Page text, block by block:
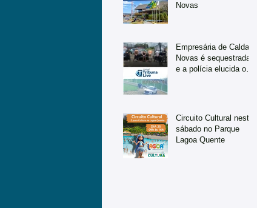
Novas
Empresária de Caldas
Novas é sequestrada
e a polícia elucida o
Circuito Cultural neste
sábado no Parque
Lagoa Quente